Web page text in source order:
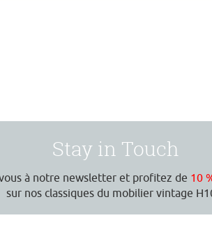
Stay in Touch
à notre newsletter et profitez de 10
sur nos classiques du mobilier vintage